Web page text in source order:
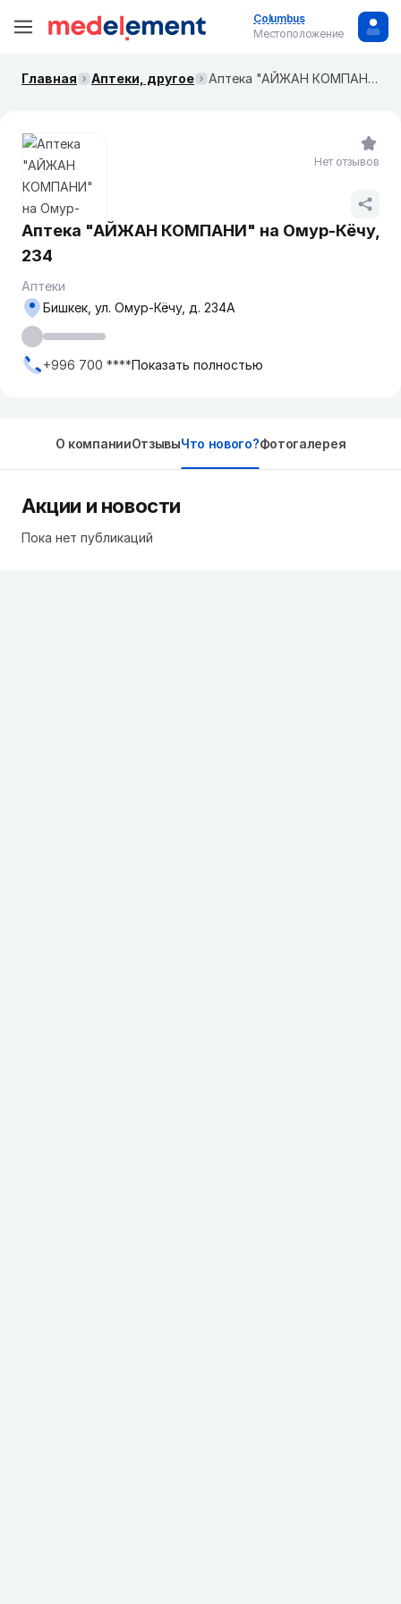
Columbus
Местоположение
Главная Аптеки, другое Аптека "АЙЖАН КОМПАНИ" на Омур-Кёчу, 234
Аптека "АЙЖАН КОМПАНИ" на Омур-Кёчу,
234
Аптеки
Бишкек, ул. Омур-Кёчу, д. 234А
+996 700 ****Показать полностью
Нет отзывов
О компанииОтзывыЧто нового?Фотогалерея
Акции и новости
Пока нет публикаций